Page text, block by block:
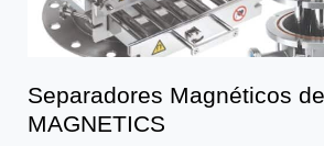
Separadores Magnéticos
MAGNETICS